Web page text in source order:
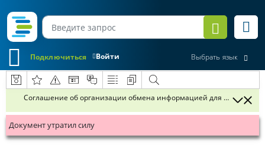
Войти
Подключиться Выбрать язык
Соглашение об организации обмена информацией для
Документ утратил силу